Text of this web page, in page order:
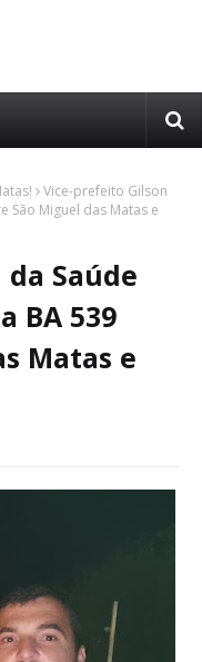
Vice-prefeito Gilson
São Miguel das Matas e
Saúde
BA 539
Matas e